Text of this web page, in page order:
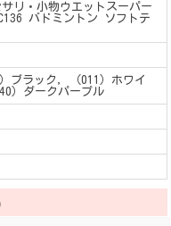
リ・小物ウエットスーパー
バドミントン ソフトテ
ブラック, （011）ホワイ
）ダークパープル